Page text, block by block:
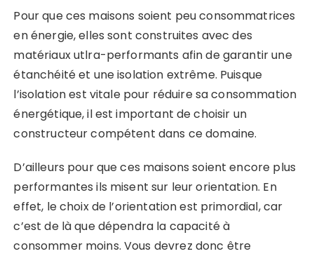
Pour que ces maisons soient peu consommatrices
en énergie, elles sont construites avec des
matériaux utlra-performants afin de garantir une
étanchéité et une isolation extrême. Puisque
l’isolation est vitale pour réduire sa consommation
énergétique, il est important de choisir un
constructeur compétent dans ce domaine.
D’ailleurs pour que ces maisons soient encore plus
performantes ils misent sur leur orientation. En
effet, le choix de l’orientation est primordial, car
c’est de là que dépendra la capacité à
consommer moins. Vous devrez donc être